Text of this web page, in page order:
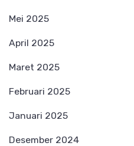
Mei 2025
April 2025
Maret 2025
Februari 2025
Januari 2025
Desember 2024